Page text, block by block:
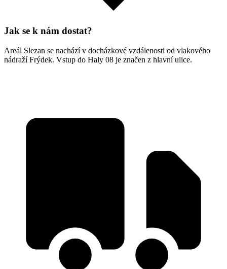
Jak se k nám dostat?
Areál Slezan se nachází v docházkové vzdálenosti od vlakového
nádraží Frýdek. Vstup do Haly 08 je značen z hlavní ulice.